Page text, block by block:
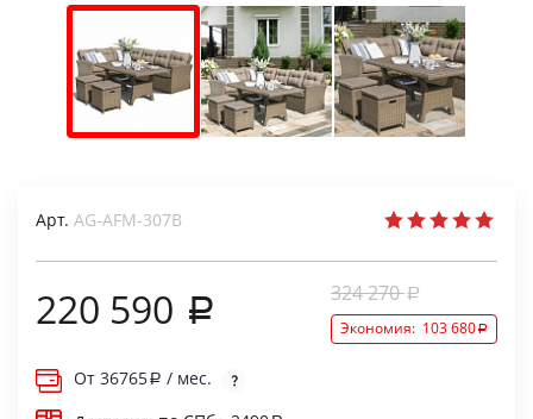
Арт. AG-AFM-307B
220 590 324 270
Экономия: 103 680
От 36765
/ мес.